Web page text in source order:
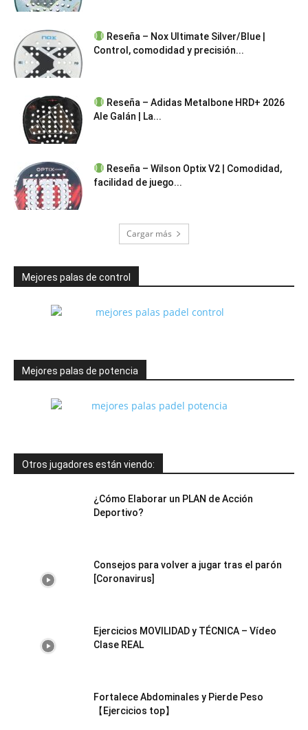
Reseña – Nox Ultimate Silver/Blue |
Control, comodidad y precisión...
Reseña – Adidas Metalbone HRD+ 2026
Ale Galán | La...
Reseña – Wilson Optix V2 | Comodidad,
facilidad de juego...
Cargar más
Mejores palas de control
Mejores palas de potencia
Otros jugadores están viendo:
¿Cómo Elaborar un PLAN de Acción
Deportivo?
Consejos para volver a jugar tras el parón
[Coronavirus]
Ejercicios MOVILIDAD y TÉCNICA – Vídeo
Clase REAL
Fortalece Abdominales y Pierde Peso
【Ejercicios top】